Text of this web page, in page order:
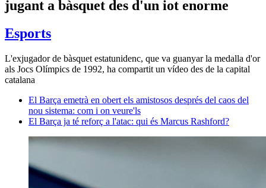
jugant a bàsquet des d'un iot enorme
Esports
L'exjugador de bàsquet estatunidenc, que va guanyar la medalla d'or
als Jocs Olímpics de 1992, ha compartit un vídeo des de la capital
catalana
El Barça emetrà en obert els amistosos després del caos del
nou sistema: com i on veure'ls
El Barça ja té reforç a l'atac: qui és Marcus Rashford?